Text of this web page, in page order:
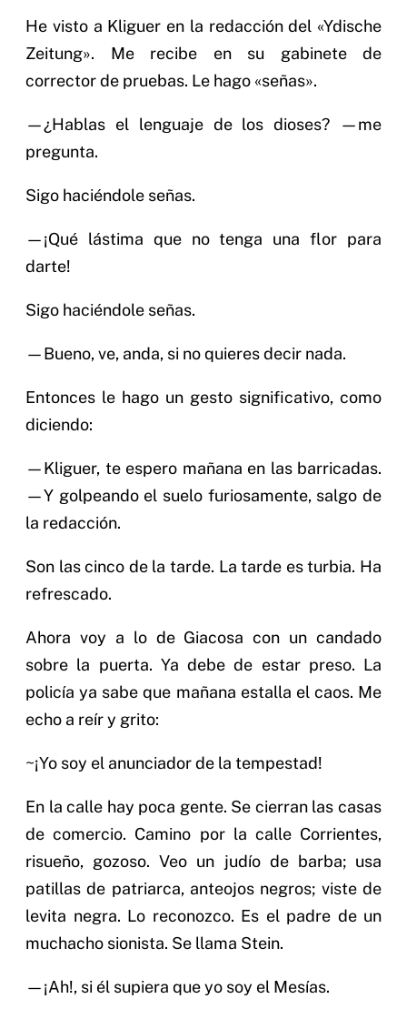
He visto a Kliguer en la redacción del «Ydische
Zeitung». Me recibe en su gabinete de
corrector de pruebas. Le hago «señas».
—¿Hablas el lenguaje de los dioses? —me
pregunta.
Sigo haciéndole señas.
—¡Qué lástima que no tenga una flor para
darte!
Sigo haciéndole señas.
—Bueno, ve, anda, si no quieres decir nada.
Entonces le hago un gesto significativo, como
diciendo:
—Kliguer, te espero mañana en las barricadas.
—Y golpeando el suelo furiosamente, salgo de
la redacción.
Son las cinco de la tarde. La tarde es turbia. Ha
refrescado.
Ahora voy a lo de Giacosa con un candado
sobre la puerta. Ya debe de estar preso. La
policía ya sabe que mañana estalla el caos. Me
echo a reír y grito:
~¡Yo soy el anunciador de la tempestad!
En la calle hay poca gente. Se cierran las casas
de comercio. Camino por la calle Corrientes,
risueño, gozoso. Veo un judío de barba; usa
patillas de patriarca, anteojos negros; viste de
levita negra. Lo reconozco. Es el padre de un
muchacho sionista. Se llama Stein.
—¡Ah!, si él supiera que yo soy el Mesías.